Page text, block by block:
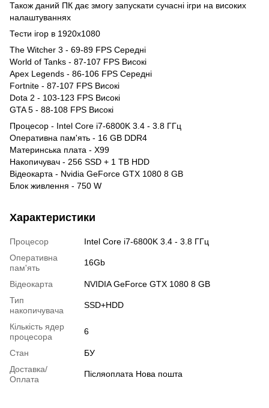
Також даний ПК дає змогу запускати сучасні ігри на високих
налаштуваннях
Тести ігор в 1920x1080
The Witcher 3 - 69-89 FPS Середні
World of Tanks - 87-107 FPS Високі
Apex Legends - 86-106 FPS Середні
Fortnite - 87-107 FPS Високі
Dota 2 - 103-123 FPS Високі
GTA 5 - 88-108 FPS Високі
Процесор - Intel Core i7-6800K 3.4 - 3.8 ГГц
Оперативна пам'ять - 16 GB DDR4
Материнська плата - X99
Накопичувач - 256 SSD + 1 TB HDD
Відеокарта - Nvidia GeForce GTX 1080 8 GB
Блок живлення - 750 W
Характеристики
Процесор
Intel Core i7-6800K 3.4 - 3.8 ГГц
Оперативна
пам'ять
16Gb
Відеокарта
NVIDIA GeForce GTX 1080 8 GB
Тип
накопичувача
SSD+HDD
Кількість ядер
процесора
6
Стан
БУ
Доставка/
Оплата
Післяоплата Нова пошта